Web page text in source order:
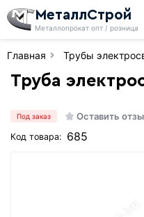
МеталлСтрой
Металлопрокат опт / розница
Главная Трубы
Труба
Под заказ Оставить
Код товара: 685